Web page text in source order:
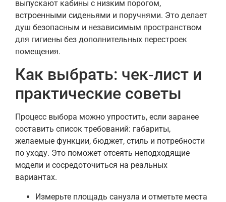
выпускают кабины с низким порогом,
встроенными сиденьями и поручнями. Это делает
душ безопасным и независимым пространством
для гигиены без дополнительных перестроек
помещения.
Как выбрать: чек‑лист и
практические советы
Процесс выбора можно упростить, если заранее
составить список требований: габариты,
желаемые функции, бюджет, стиль и потребности
по уходу. Это поможет отсеять неподходящие
модели и сосредоточиться на реальных
вариантах.
Измерьте площадь санузла и отметьте места